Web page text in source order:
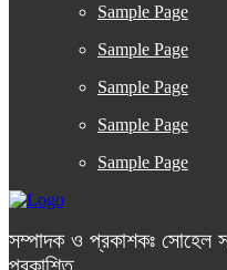
Sample Page
Sample Page
Sample Page
Sample Page
Sample Page
সম্পাদক ও প্রকাশকঃ সোহেল